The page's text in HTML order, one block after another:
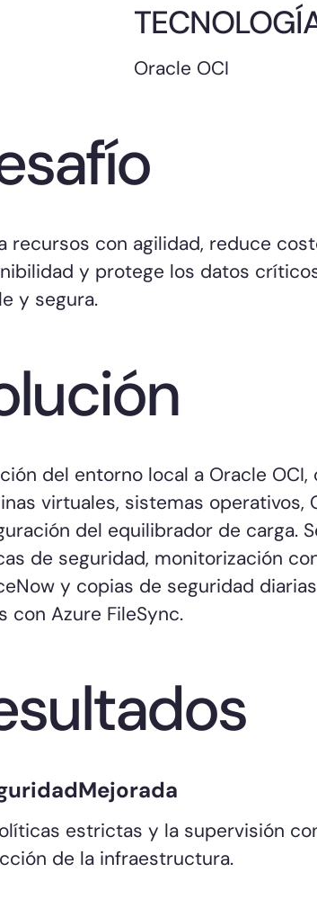
Oracle OCI
recursos con agilidad, reduce
y protege los datos
y segura.
del entorno local a Oracle
virtuales, sistemas operativos,
del equilibrador de carga.
de seguridad, monitorización
y copias de seguridad
con Azure FileSync.
estrictas y la supervisión
de la infraestructura.